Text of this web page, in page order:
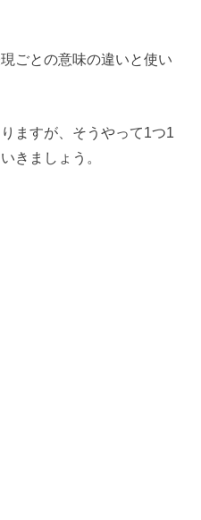
ごとの意味の違いと使い
ますが、そうやって1つ1
きましょう。